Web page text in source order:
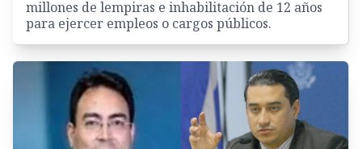
millones de lempiras e inhabilitación de 12 años
para ejercer empleos o cargos públicos.